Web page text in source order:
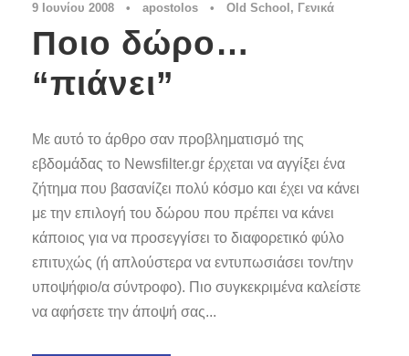
9 Ιουνίου 2008 • apostolos • Old School , Γενικά
Ποιο δώρο…
“πιάνει”
Με αυτό το άρθρο σαν προβληματισμό της
εβδομάδας το Newsfilter.gr έρχεται να αγγίξει ένα
ζήτημα που βασανίζει πολύ κόσμο και έχει να κάνει
με την επιλογή του δώρου που πρέπει να κάνει
κάποιος για να προσεγγίσει το διαφορετικό φύλο
επιτυχώς (ή απλούστερα να εντυπωσιάσει τον/την
υποψήφιο/α σύντροφο). Πιο συγκεκριμένα καλείστε
να αφήσετε την άποψή σας...